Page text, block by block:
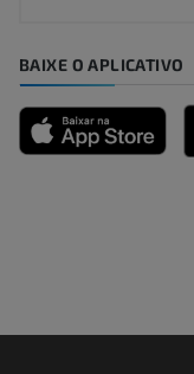
BAIXE O APLICATIVO